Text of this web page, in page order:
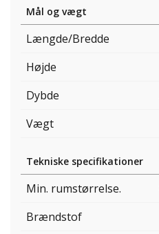
Mål og vægt
Længde/Bredde
Højde
Dybde
Vægt
Tekniske specifikationer
Min. rumstørrelse.
Brændstof